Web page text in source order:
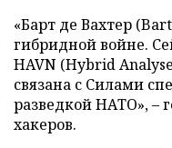
«Барт де Вахтер
гибридной войне.
HAVN (Hybrid
связана с Силами
разведкой НАТО», –
хакеров.